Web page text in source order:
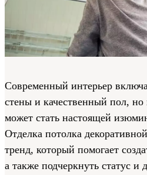
Современный интерьер
стены и качественный пол,
может стать настоящей
Отделка потолка
тренд, который помогает
а также подчеркнуть статус и